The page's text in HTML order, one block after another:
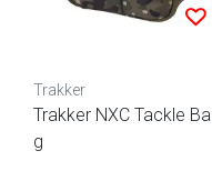
Trakker
Trakker NXC Tackle Ba
g